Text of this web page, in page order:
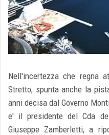
Nell'incertezza che regna
Stretto, spunta anche la
anni decisa dal Governo
e' il presidente del Cda
Giuseppe Zamberletti, a